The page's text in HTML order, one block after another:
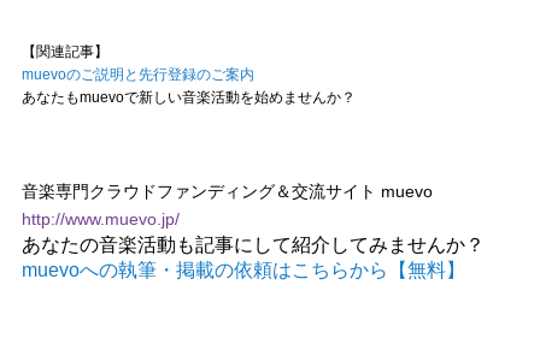
【関連記事】
muevoのご説明と先行登録のご案内
あなたもmuevoで新しい音楽活動を始めませんか？
音楽専門クラウドファンディング＆交流サイト muevo
http://www.muevo.jp/
あなたの音楽活動も記事にして紹介してみませんか？
muevoへの執筆・掲載の依頼はこちらから【無料】